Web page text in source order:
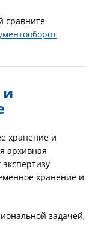
сравните
и
хранение и
архивная
хранение и
задачей,